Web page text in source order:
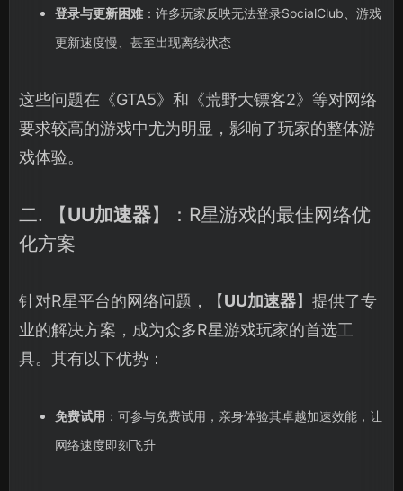
登录与更新困难：许多玩家反映无法登录SocialClub、游戏
更新速度慢、甚至出现离线状态
这些问题在《GTA5》和《荒野大镖客2》等对网络
要求较高的游戏中尤为明显，影响了玩家的整体游
戏体验。
二. 【UU加速器】：R星游戏的最佳网络优
化方案
针对R星平台的网络问题，【UU加速器】提供了专
业的解决方案，成为众多R星游戏玩家的首选工
具。其有以下优势：
免费试用 ：可参与免费试用，亲身体验其卓越加速效能，让
网络速度即刻飞升